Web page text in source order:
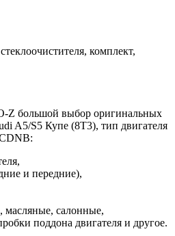
комплект,
Z большой выбор оригинальных
A5/S5 Купе (8T3), тип двигателя
и передние),
салонные,
поддона двигателя и другое.